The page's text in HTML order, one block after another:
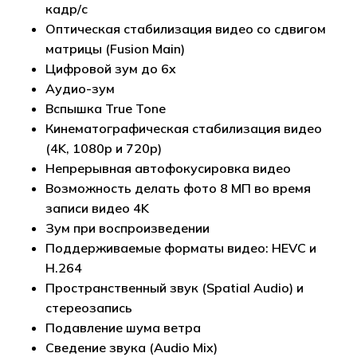
кадр/с
Оптическая стабилизация видео со сдвигом
матрицы (Fusion Main)
Цифровой зум до 6x
Аудио-зум
Вспышка True Tone
Кинематографическая стабилизация видео
(4K, 1080p и 720p)
Непрерывная автофокусировка видео
Возможность делать фото 8 МП во время
записи видео 4K
Зум при воспроизведении
Поддерживаемые форматы видео: HEVC и
H.264
Пространственный звук (Spatial Audio) и
стереозапись
Подавление шума ветра
Сведение звука (Audio Mix)